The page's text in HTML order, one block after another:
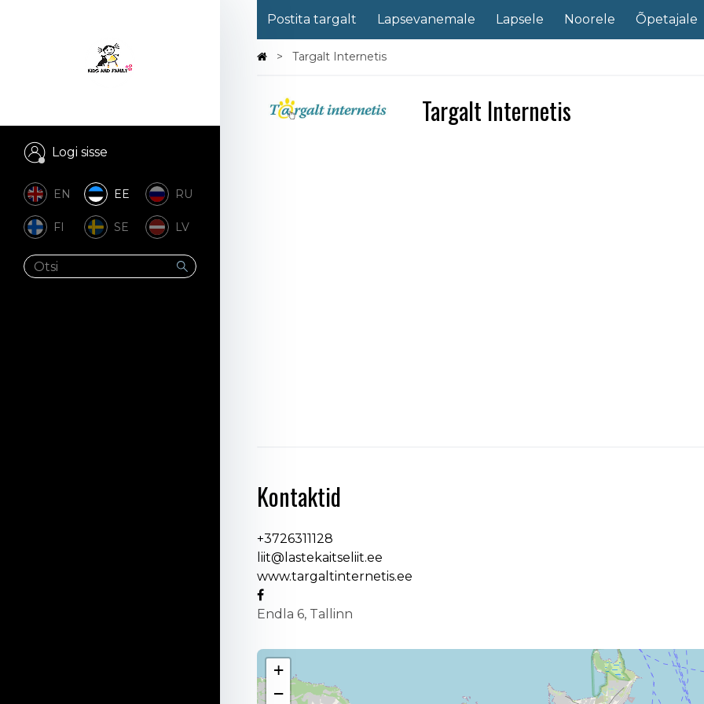
Logi sisse
EN EE RU
FI SE LV
Postita targalt Lapsevanemale Lapsele Noorele Õpetajale
Targalt Internetis
Targalt Internetis
Kontaktid
+3726311128
liit@lastekaitseliit.ee
www.targaltinternetis.ee
Endla 6, Tallinn
+
−